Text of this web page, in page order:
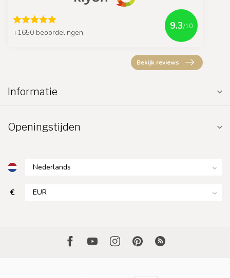
+1650 beoordelingen
9.3/10
Bekijk reviews
Informatie
Openingstijden
€